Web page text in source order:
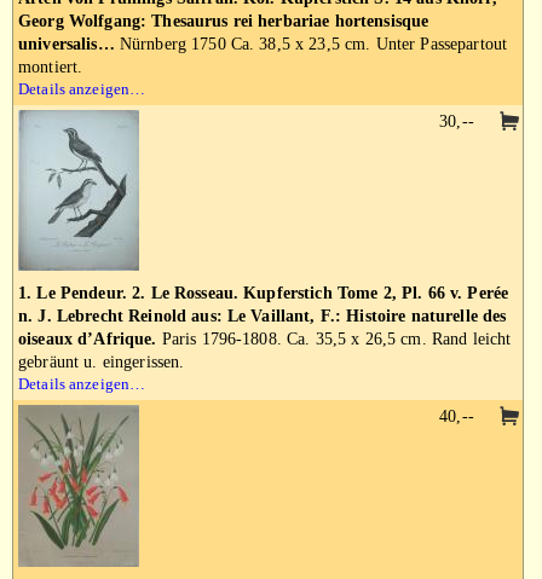
Georg Wolfgang: Thesaurus rei herbariae hortensisque
universalis… Nürnberg 1750 Ca. 38,5 x 23,5 cm. Unter Passepartout
montiert.
Details anzeigen…
1. Le Pendeur. 2. Le Rosseau. Kupferstich Tome 2, Pl. 66 v. Perée
n. J. Lebrecht Reinold aus: Le Vaillant, F.: Histoire naturelle des
oiseaux d’Afrique. Paris 1796-1808. Ca. 35,5 x 26,5 cm. Rand leicht
gebräunt u. eingerissen.
Details anzeigen…
30,--
40,--